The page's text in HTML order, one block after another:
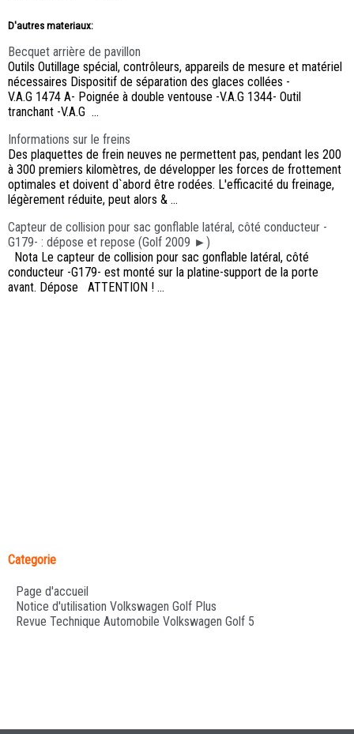
D'autres materiaux:
Becquet arrière de pavillon
Outils Outillage spécial, contrôleurs, appareils de mesure et matériel
nécessaires Dispositif de séparation des glaces collées -
V.A.G 1474 A- Poignée à double ventouse -V.A.G 1344- Outil
tranchant -V.A.G ...
Informations sur le freins
Des plaquettes de frein neuves ne permettent pas, pendant les 200
à 300 premiers kilomètres, de développer les forces de frottement
optimales et doivent d`abord être rodées. L'efficacité du freinage,
légèrement réduite, peut alors & ...
Capteur de collision pour sac gonflable latéral, côté conducteur -
G179- : dépose et repose (Golf 2009 ►)
Nota Le capteur de collision pour sac gonflable latéral, côté
conducteur -G179- est monté sur la platine-support de la porte
avant. Dépose ATTENTION ! ...
Categorie
Page d'accueil
Notice d'utilisation Volkswagen Golf Plus
Revue Technique Automobile Volkswagen Golf 5